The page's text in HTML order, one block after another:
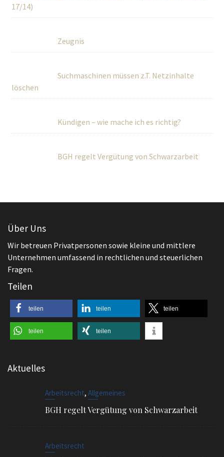
17/14)
Zeugnis
Suchmaschinen müssen z.T. Netzinhalte
löschen
Kündigen – wie mache ich es richtig?
BGH regelt Vergütung von Schwarzarbeit
Über Uns
Wir betreuen Privatpersonen sowie kleine und mittlere
Unternehmen umfassend in rechtlichen und steuerlichen
Fragen.
Teilen
teilen teilen teilen
teilen teilen
Aktuelles
Arbeitsrecht, Allgemeines
BGH regelt Vergütung von Schwarzarbeit
Arbeitsrecht